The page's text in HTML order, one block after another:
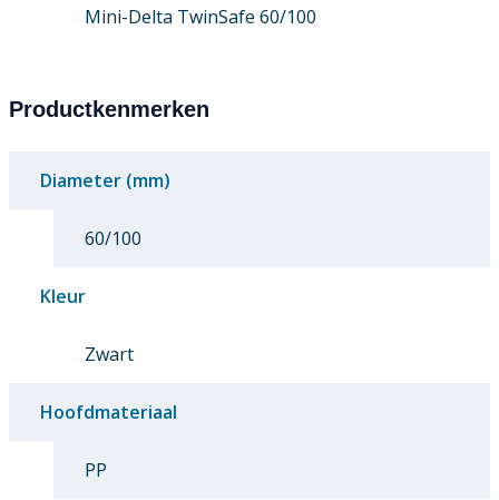
Mini-Delta TwinSafe 60/100
Productkenmerken
Diameter (mm)
60/100
Kleur
Zwart
Hoofdmateriaal
PP